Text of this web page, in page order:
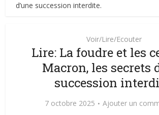
d’une succession interdite.
Voir/Lire/Ecouter
Lire: La foudre et les
Macron, les secrets
succession
7 octobre 2025 Ajouter un